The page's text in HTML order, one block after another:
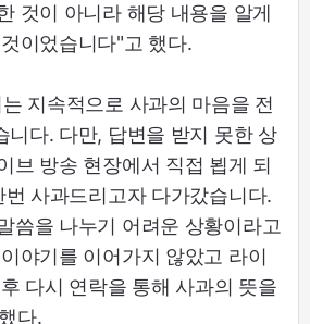
것이 아니라 해당 내용을 알게
이었습니다"고 했다.
지속적으로 사과의 마음을 전
니다. 다만, 답변을 받지 못한 상
브 방송 현장에서 직접 뵙게 되
사과드리고자 다가갔습니다.
씀을 나누기 어려운 상황이라고
야기를 이어가지 않았고 라이
다시 연락을 통해 사과의 뜻을
다.